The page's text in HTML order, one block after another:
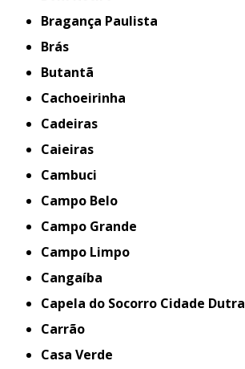
Bragança Paulista
Brás
Butantã
Cachoeirinha
Cadeiras
Caieiras
Cambuci
Campo Belo
Campo Grande
Campo Limpo
Cangaíba
Capela do Socorro Cidade Dutra
Carrão
Casa Verde